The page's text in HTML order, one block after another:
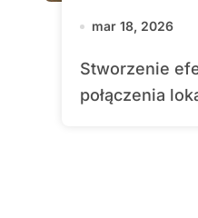
mar 18, 2026
Stworzenie efektywnej kampanii wideo dla przedsiębiorstw z Gdyni wymaga
połączenia